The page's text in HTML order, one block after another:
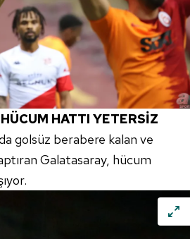
HATTI YETERSİZ
golsüz berabere kalan ve
Galatasaray, hücum